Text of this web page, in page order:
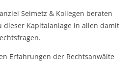
Seimetz & Kollegen beraten
dieser Kapitalanlage in allen damit
Erfahrungen der Rechtsanwälte